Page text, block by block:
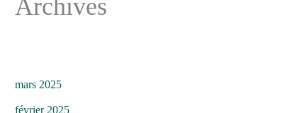
Archives
mars 2025
février 2025